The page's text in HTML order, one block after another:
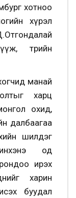
хотноо
хүрэл
төрийн
манай
харц
охид,
далбаагаа
шилдэг
од
ирэх
харин
буудал